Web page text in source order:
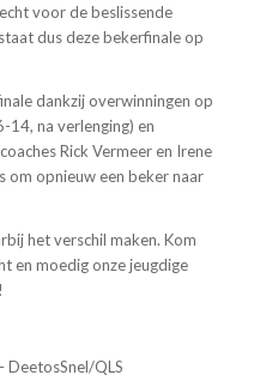
voor de beslissende
dus deze bekerfinale op
dankzij overwinningen op
14, na verlenging) en
Rick Vermeer en Irene
om opnieuw een beker naar
het verschil maken. Kom
en moedig onze jeugdige
QLS